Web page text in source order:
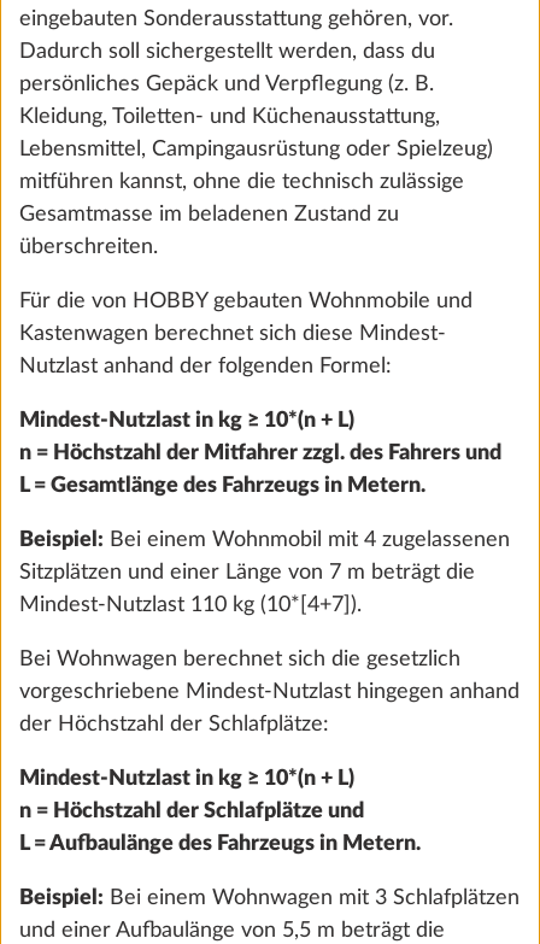
Gasdruckregler TRUMA DuoControl inkl.
Umschaltautomatik, Crash-Sensor und
2,2 kg
E-Trailer Starterpaket Basic
(Fahrzeugnivellierung und
Gasfüllstandsanzeige per E-Trailer App)
€ 314
eingebauten Sonderausstattung gehören, vor.
Dadurch soll sichergestellt werden, dass du
persönliches Gepäck und Verpflegung (z. B.
Kleidung, Toiletten- und Küchenausstattung,
Lebensmittel, Campingausrüstung oder Spielzeug)
mitführen kannst, ohne die technisch zulässige
Gesamtmasse im beladenen Zustand zu
überschreiten.
Für die von HOBBY gebauten Wohnmobile und
Kastenwagen berechnet sich diese Mindest-
Nutzlast anhand der folgenden Formel:
Mindest-Nutzlast in kg ≥ 10*(n + L)
n = Höchstzahl der Mitfahrer zzgl. des Fahrers und
L = Gesamtlänge des Fahrzeugs in Metern.
Beispiel: Bei einem Wohnmobil mit 4 zugelassenen
Sitzplätzen und einer Länge von 7 m beträgt die
Mindest-Nutzlast 110 kg (10*[4+7]).
Bei Wohnwagen berechnet sich die gesetzlich
vorgeschriebene Mindest-Nutzlast hingegen anhand
der Höchstzahl der Schlafplätze:
Mindest-Nutzlast in kg ≥ 10*(n + L)
n = Höchstzahl der Schlafplätze und
L = Aufbaulänge des Fahrzeugs in Metern.
Beispiel: Bei einem Wohnwagen mit 3 Schlafplätzen
und einer Aufbaulänge von 5,5 m beträgt die